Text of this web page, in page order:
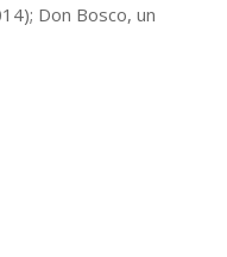
Don Bosco, un